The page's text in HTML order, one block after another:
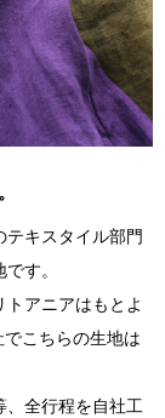
テキスタイル部門
す。
アニアはもとよ
こちらの生地は
、全行程を自社工